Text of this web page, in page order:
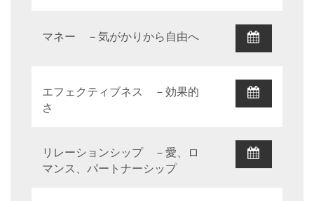
マネー －気がかりから自由へ
エフェクティブネス －効果的
さ
リレーションシップ －愛、ロ
マンス、パートナーシップ